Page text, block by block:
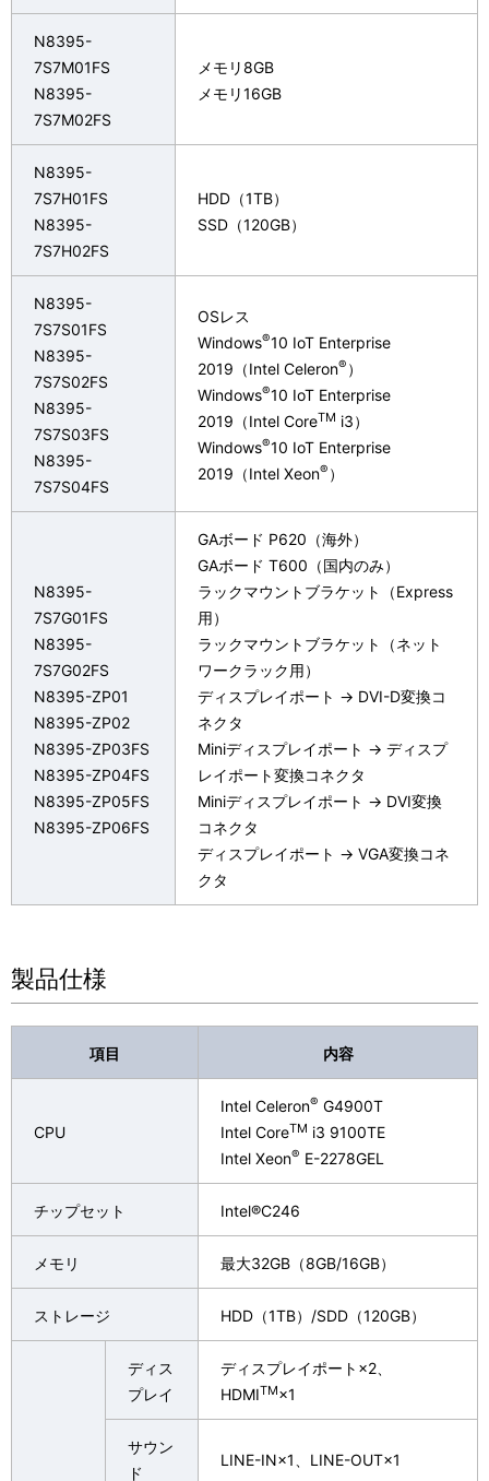
N8395-
7S7M01FS
N8395-
7S7M02FS
メモリ8GB
メモリ16GB
N8395-
7S7H01FS
N8395-
7S7H02FS
HDD（1TB）
SSD（120GB）
N8395-
7S7S01FS
N8395-
7S7S02FS
N8395-
7S7S03FS
N8395-
7S7S04FS
OSレス
Windows®10 IoT Enterprise
2019（Intel Celeron® ）
Windows®10 IoT Enterprise
2019（Intel CoreTM i3）
Windows®10 IoT Enterprise
2019（Intel Xeon® ）
N8395-
7S7G01FS
N8395-
7S7G02FS
N8395-ZP01
N8395-ZP02
N8395-ZP03FS
N8395-ZP04FS
N8395-ZP05FS
N8395-ZP06FS
GAボード P620（海外）
GAボード T600（国内のみ）
ラックマウントブラケット（Express
用）
ラックマウントブラケット（ネット
ワークラック用）
ディスプレイポート → DVI-D変換コ
ネクタ
Miniディスプレイポート → ディスプ
レイポート変換コネクタ
Miniディスプレイポート → DVI変換
コネクタ
ディスプレイポート → VGA変換コネ
クタ
製品仕様
項目 内容
CPU
Intel Celeron® G4900T
Intel CoreTM i3 9100TE
Intel Xeon® E-2278GEL
チップセット Intel®C246
メモリ 最大32GB（8GB/16GB）
ストレージ HDD（1TB）/SDD（120GB）
ディス
プレイ
ディスプレイポート×2、
HDMITM×1
サウン
ド
LINE-IN×1、LINE-OUT×1